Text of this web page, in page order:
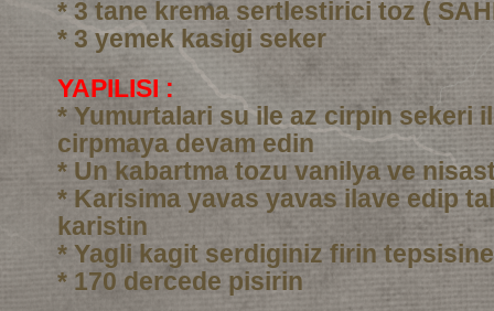
* 3 tane krema sertlestirici toz (
* 3 yemek kasigi seker
YAPILISI :
* Yumurtalari su ile az cirpin sekeri
cirpmaya devam edin
* Un kabartma tozu vanilya ve
* Karisima yavas yavas ilave edip
karistin
* Yagli kagit serdiginiz firin
* 170 dercede pisirin